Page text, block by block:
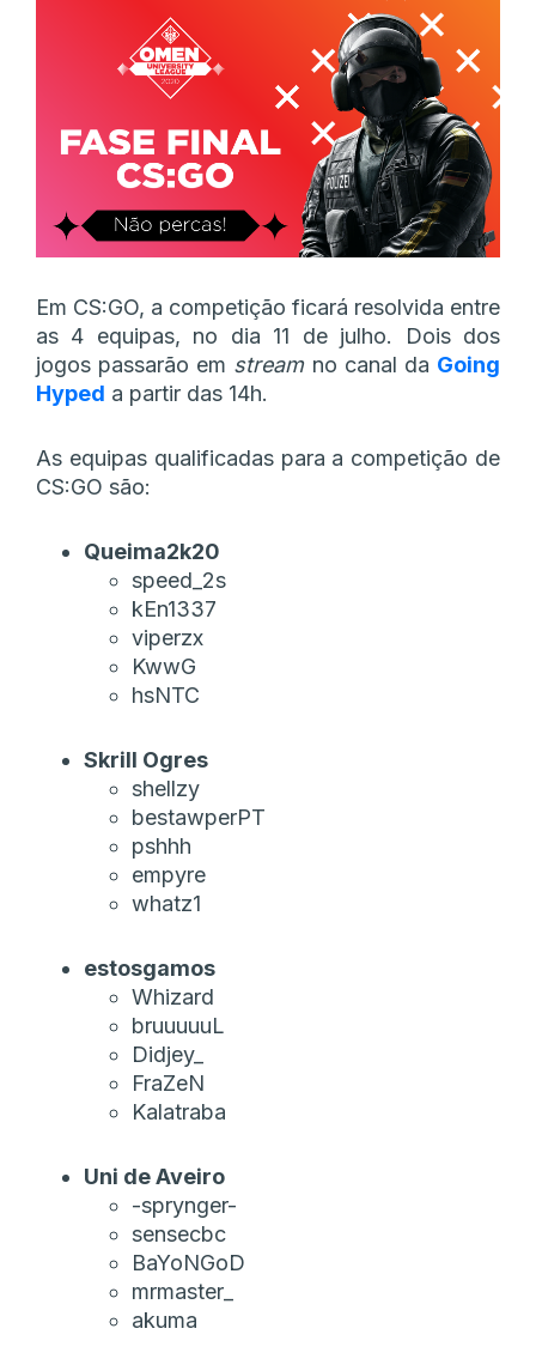
Em CS:GO, a competição ficará resolvida entre
as 4 equipas, no dia 11 de julho. Dois dos
jogos passarão em streamno canal da Going
Hyped a partir das 14h.
As equipas qualificadas para a competição de
CS:GO são:
Queima2k20
speed_2s
kEn1337
viperzx
KwwG
hsNTC
Skrill Ogres
shellzy
bestawperPT
pshhh
empyre
whatz1
estosgamos
Whizard
bruuuuuL
Didjey_
FraZeN
Kalatraba
Uni de Aveiro
-sprynger-
sensecbc
BaYoNGoD
mrmaster_
akuma